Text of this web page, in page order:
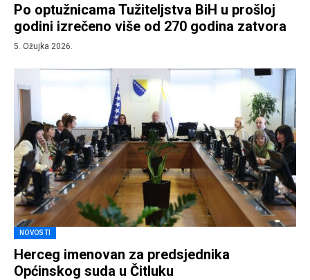
Po optužnicama Tužiteljstva BiH u prošloj
godini izrečeno više od 270 godina zatvora
5. Ožujka 2026.
NOVOSTI
Herceg imenovan za predsjednika
Općinskog suda u Čitluku